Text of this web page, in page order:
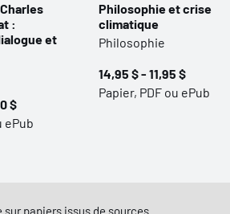
:
et
$
ePub
Philosophie et crise
climatique
Philosophie
14,95 $ - 11,95 $
Papier, PDF ou ePub
sur papiers issus de sources